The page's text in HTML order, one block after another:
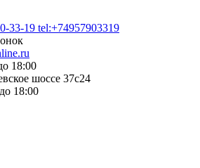
33-19 tel:+74957903319
18:00
шоссе 37с24
18:00